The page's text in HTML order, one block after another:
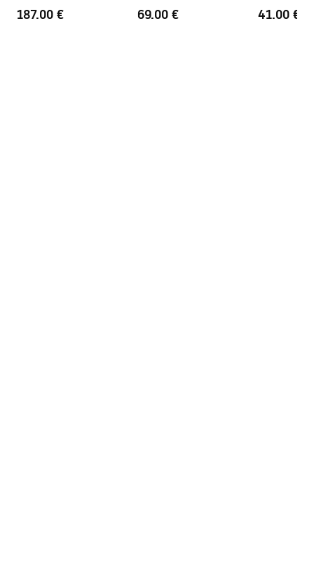
187.00 € 69.00 € 41.00 €